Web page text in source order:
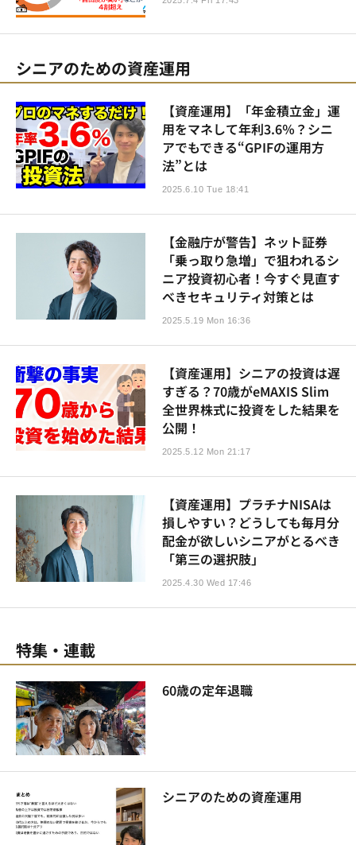
シニアのための資産運用
【資産運用】「年金積立金」運
用をマネして年利3.6％？シニ
アでもできる“GPIFの運用方
法”とは
2025.6.10 Tue 18:41
【金融庁が警告】ネット証券
「乗っ取り急増」で狙われるシ
ニア投資初心者！今すぐ見直す
べきセキュリティ対策とは
2025.5.19 Mon 16:36
【資産運用】シニアの投資は遅
すぎる？70歳がeMAXIS Slim
全世界株式に投資をした結果を
公開！
2025.5.12 Mon 21:17
【資産運用】プラチナNISAは
損しやすい？どうしても毎月分
配金が欲しいシニアがとるべき
「第三の選択肢」
2025.4.30 Wed 17:46
特集・連載
60歳の定年退職
シニアのための資産運用